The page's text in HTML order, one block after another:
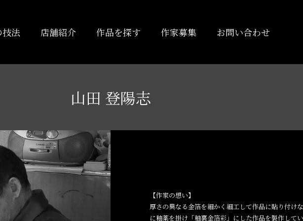
法 店舗紹介 作品を探す 作家募集 お問い合わせ
山田 登陽志
【作家の想い】
厚さの異なる金箔を細かく細工して作品に貼り付け
に釉薬を掛け「釉裏金箔彩」にした作品を製作してい